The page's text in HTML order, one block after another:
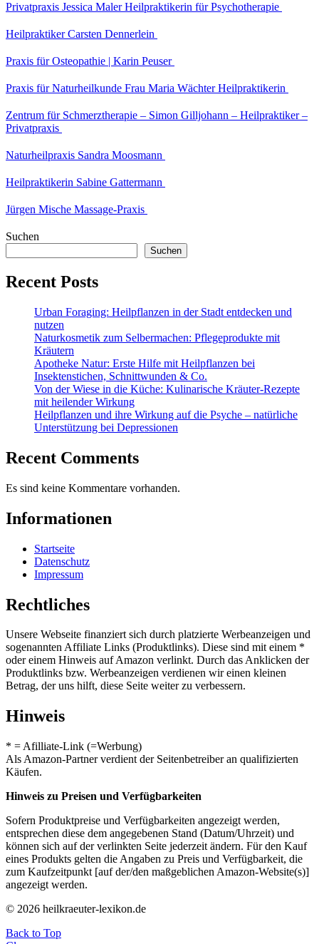
Privatpraxis Jessica Maler Heilpraktikerin für Psychotherapie
Heilpraktiker Carsten Dennerlein
Praxis für Osteopathie | Karin Peuser
Praxis für Naturheilkunde Frau Maria Wächter Heilpraktikerin
Zentrum für Schmerztherapie – Simon Gilljohann – Heilpraktiker –
Privatpraxis
Naturheilpraxis Sandra Moosmann
Heilpraktikerin Sabine Gattermann
Jürgen Mische Massage-Praxis
Suchen
Suchen
Recent Posts
Urban Foraging: Heilpflanzen in der Stadt entdecken und
nutzen
Naturkosmetik zum Selbermachen: Pflegeprodukte mit
Kräutern
Apotheke Natur: Erste Hilfe mit Heilpflanzen bei
Insektenstichen, Schnittwunden & Co.
Von der Wiese in die Küche: Kulinarische Kräuter-Rezepte
mit heilender Wirkung
Heilpflanzen und ihre Wirkung auf die Psyche – natürliche
Unterstützung bei Depressionen
Recent Comments
Es sind keine Kommentare vorhanden.
Informationen
Startseite
Datenschutz
Impressum
Rechtliches
Unsere Webseite finanziert sich durch platzierte Werbeanzeigen und
sogenannten Affiliate Links (Produktlinks). Diese sind mit einem *
oder einem Hinweis auf Amazon verlinkt. Durch das Anklicken der
Produktlinks bzw. Werbeanzeigen verdienen wir einen kleinen
Betrag, der uns hilft, diese Seite weiter zu verbessern.
Hinweis
* = Afilliate-Link (=Werbung)
Als Amazon-Partner verdient der Seitenbetreiber an qualifizierten
Käufen.
Hinweis zu Preisen und Verfügbarkeiten
Sofern Produktpreise und Verfügbarkeiten angezeigt werden,
entsprechen diese dem angegebenen Stand (Datum/Uhrzeit) und
können sich auf der verlinkten Seite jederzeit ändern. Für den Kauf
eines Produkts gelten die Angaben zu Preis und Verfügbarkeit, die
zum Kaufzeitpunkt [auf der/den maßgeblichen Amazon-Website(s)]
angezeigt werden.
© 2026 heilkraeuter-lexikon.de
Back to Top